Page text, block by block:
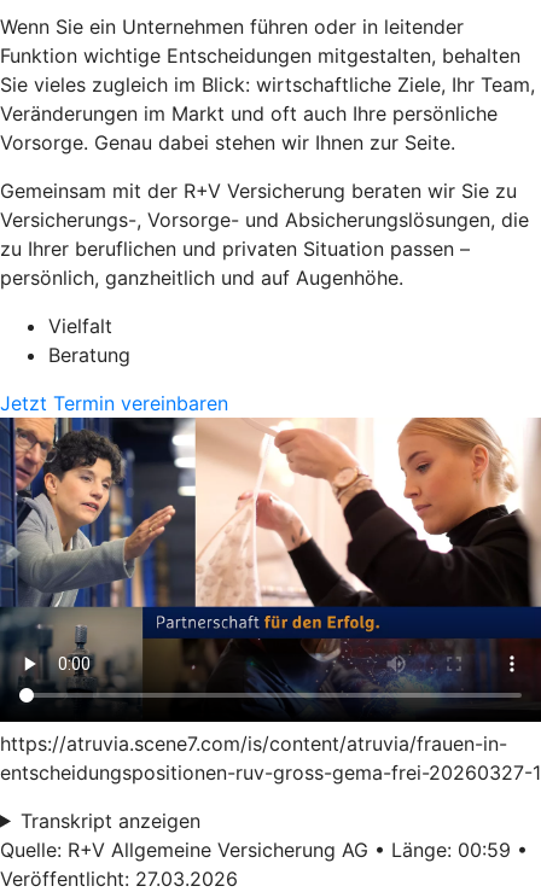
Wenn Sie ein Unternehmen führen oder in leitender
Funktion wichtige Entscheidungen mitgestalten, behalten
Sie vieles zugleich im Blick: wirtschaftliche Ziele, Ihr Team,
Veränderungen im Markt und oft auch Ihre persönliche
Vorsorge. Genau dabei stehen wir Ihnen zur Seite.
Gemeinsam mit der R+V Versicherung beraten wir Sie zu
Versicherungs-, Vorsorge- und Absicherungslösungen, die
zu Ihrer beruflichen und privaten Situation passen –
persönlich, ganzheitlich und auf Augenhöhe.
Vielfalt
Beratung
Jetzt Termin vereinbaren
https://atruvia.scene7.com/is/content/atruvia/frauen-in-
entscheidungspositionen-ruv-gross-gema-frei-20260327-1
Transkript anzeigen
Quelle: R+V Allgemeine Versicherung AG • Länge: 00:59 •
Veröffentlicht: 27.03.2026